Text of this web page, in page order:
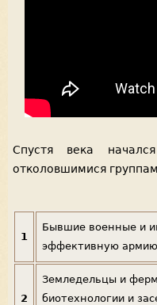
Спустя века
отколовшимися
1
Бывшие военные и
эффективную
2
Земледельцы и
биотехнологии и